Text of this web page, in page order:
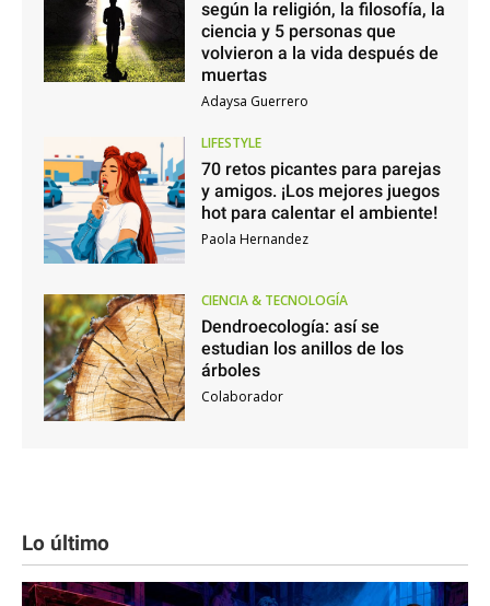
según la religión, la filosofía, la
ciencia y 5 personas que
volvieron a la vida después de
muertas
Adaysa Guerrero
LIFESTYLE
70 retos picantes para parejas
y amigos. ¡Los mejores juegos
hot para calentar el ambiente!
Paola Hernandez
CIENCIA & TECNOLOGÍA
Dendroecología: así se
estudian los anillos de los
árboles
Colaborador
Lo último